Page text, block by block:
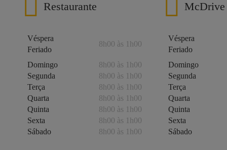
Restaurante
Véspera
Feriado
8h00 às 1h00
Domingo
8h00 às 1h00
Segunda
8h00 às 1h00
Terça
8h00 às 1h00
Quarta
8h00 às 1h00
Quinta
8h00 às 1h00
Sexta
8h00 às 1h00
Sábado
8h00 às 1h00
McDrive
Véspera
Feriado
Domingo
Segunda
Terça
Quarta
Quinta
Sexta
Sábado